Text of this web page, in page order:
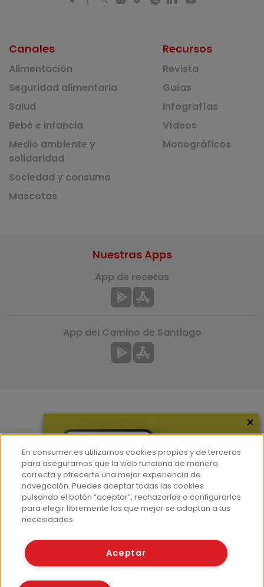
Canales
Alimentación
Seguridad alimentaria
Salud
Bebé e infancia
Medio ambiente y
solidaridad
Sociedad y consumo
Mascotas
Recursos
Revista
Guías
Infografías
Vídeos
Monográficos
Hemeroteca
Contacto
Prensa
Corpus Lingüístico Consumer
Nuestras Apps
App de recetas
App del Camino de Santiago
© Fundación EROSKI
Políticas de cookies
×
En consumer.es utilizamos cookies propias y de terceros
para asegurarnos que la web funciona de manera
correcta y ofrecerte una mejor experiencia de
navegación. Puedes aceptar todas las cookies
pulsando el botón “aceptar”, rechazarlas o configurarlas
para elegir libremente las que mejor se adaptan a tus
necesidades.
Aceptar